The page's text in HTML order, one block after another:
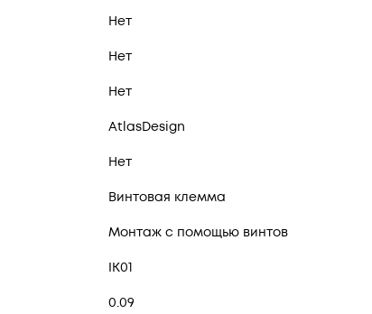
Нет
Нет
Нет
AtlasDesign
Нет
Винтовая клемма
Монтаж с помощью винтов
IK01
0.09